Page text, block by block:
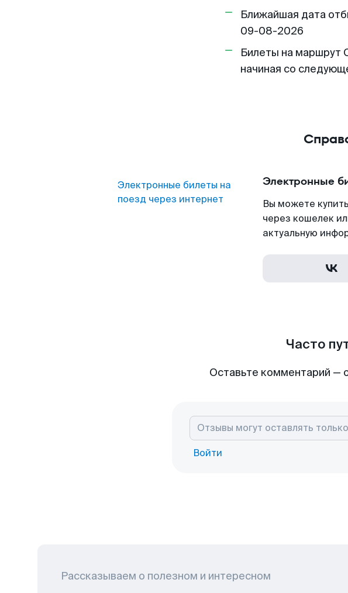
Ближайшая дата
09-08-2026
Билеты на маршрут
начиная со
Электронные билеты на
поезд через интернет
Электронные
Вы можете
через кошелек
актуальную
Часто
Оставьте комментарий —
Войти
Рассказываем о полезном и интересном